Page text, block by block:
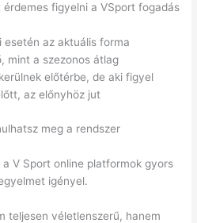
figyelni a VSport fogadás
az aktuális forma
mint a szezonos átlag
előtérbe, de aki figyel
az előnyhöz jut
meg a rendszer
V Sport online platformok gyors
igényel.
teljesen véletlenszerű, hanem